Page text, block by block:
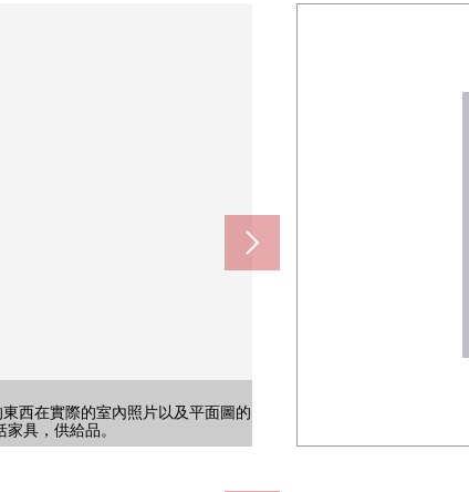
西在實際的室內照片以及平面圖的
具，供給品。
ｔｔｏｗｎ西"車站步行2分鐘
CG重新顯現的"空房翻新"，并且多
西在實際的室內照片以及平面圖的
具，供給品。
CG重新顯現的"空房翻新"，并且多
。
LDK。
良好。
。
向房間
風景
風景
)
160m)
郵局(約160m)